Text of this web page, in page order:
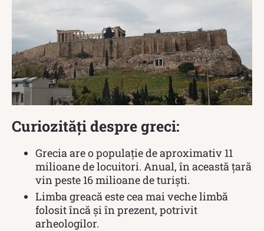
Curiozități despre greci:
Grecia are o populație de aproximativ 11
milioane de locuitori. Anual, în această țară
vin peste 16 milioane de turiști.
Limba greacă este cea mai veche limbă
folosit încă și în prezent, potrivit
arheologilor.